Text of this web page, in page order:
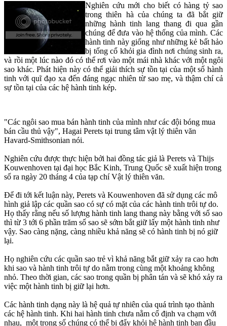
Nghiên cứu mới cho biết có hàng tỷ sao
trong thiên hà của chúng ta đã bắt giữ
những hành tinh lang thang đi qua gần
chúng để đưa vào hệ thống của mình. Các
hành tinh này giống như những kẻ bất hảo
bị tống cổ khỏi gia đình nơi chúng sinh ra,
và rồi một lúc nào đó có thể rơi vào một mái nhà khác với một ngôi
sao khác. Phát hiện này có thể giải thích sự tồn tại của một số hành
tinh với quĩ đạo xa đến đáng ngạc nhiên từ sao mẹ, và thậm chí cả
sự tồn tại của các hệ hành tinh kép.
"Các ngôi sao mua bán hành tinh của mình như các đội bóng mua
bán cầu thủ vậy", Hagai Perets tại trung tâm vật lý thiên văn
Havard-Smithsonian nói.
Nghiên cứu được thực hiện bởi hai đồng tác giả là Perets và Thijs
Kouwenhoven tại đại học Bắc Kinh, Trung Quốc sẽ xuất hiện trong
số ra ngày 20 tháng 4 của tạp chí Vật lý thiên văn.
Để đi tới kết luận này, Perets và Kouwenhoven đã sử dụng các mô
hình giả lập các quần sao có sự có mặt của các hành tinh trôi tự do.
Họ thấy rằng nếu số lượng hành tinh lang thang này bằng với số sao
thì từ 3 tới 6 phần trăm số sao sẽ sớm bắt giữ lấy một hành tinh như
vậy. Sao càng nặng, càng nhiều khả năng sẽ có hành tinh bị nó giữ
lại.
Họ nghiên cứu các quần sao trẻ vì khả năng bắt giữ xảy ra cao hơn
khi sao và hành tinh trôi tự do nằm trong cùng một khoảng không
nhỏ. Theo thời gian, các sao trong quần bị phân tán và sẽ khó xảy ra
việc một hành tinh bị giữ lại hơn.
Các hành tinh dạng này là hệ quả tự nhiên của quá trình tạo thành
các hệ hành tinh. Khi hai hành tinh chưa nằm cố định va chạm với
nhau, một trong số chúng có thể bị đẩy khỏi hệ hành tinh ban đầu